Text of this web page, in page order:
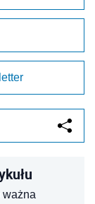
ważna